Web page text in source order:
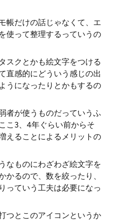
帳だけの話じゃなくて、エ
使って整理するっていうの
スクとかも絵文字をつける
直感的にどういう感じの出
うになったりとかもするの
者が使うものだっていうふ
こ3、4年ぐらい前からそ
えることによるメリットの
なものにわざわざ絵文字を
かるので、数を絞ったり、
っていう工夫は必要になっ
つとこのアイコンというか